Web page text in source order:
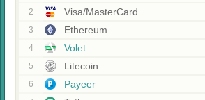
2 Visa/MasterCard
3 Ethereum
4 Volet
5 Litecoin
6 Payeer